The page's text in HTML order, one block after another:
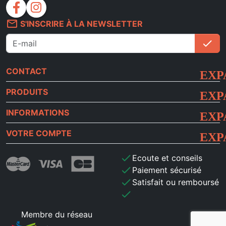
facebook
instagram
mail_outline S'INSCRIRE À LA NEWSLETTER
check
CONTACT
PRODUITS
INFORMATIONS
VOTRE COMPTE
check Ecoute et conseils
check Paiement sécurisé
check Satisfait ou remboursé
check
Membre du réseau